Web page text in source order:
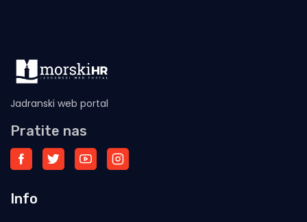
Jadranski web portal
Pratite nas
Info